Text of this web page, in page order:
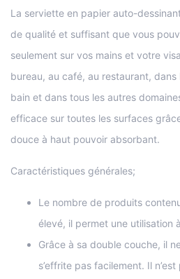
La serviette en papier auto-
de qualité et suffisant que vous
seulement sur vos mains et votre
bureau, au café, au restaurant,
bain et dans tous les autres
efficace sur toutes les surfaces
douce à haut pouvoir absorbant.
Caractéristiques générales;
Le nombre de produits
élevé, il permet une utilisation
Grâce à sa double couche, il
s’effrite pas facilement. Il